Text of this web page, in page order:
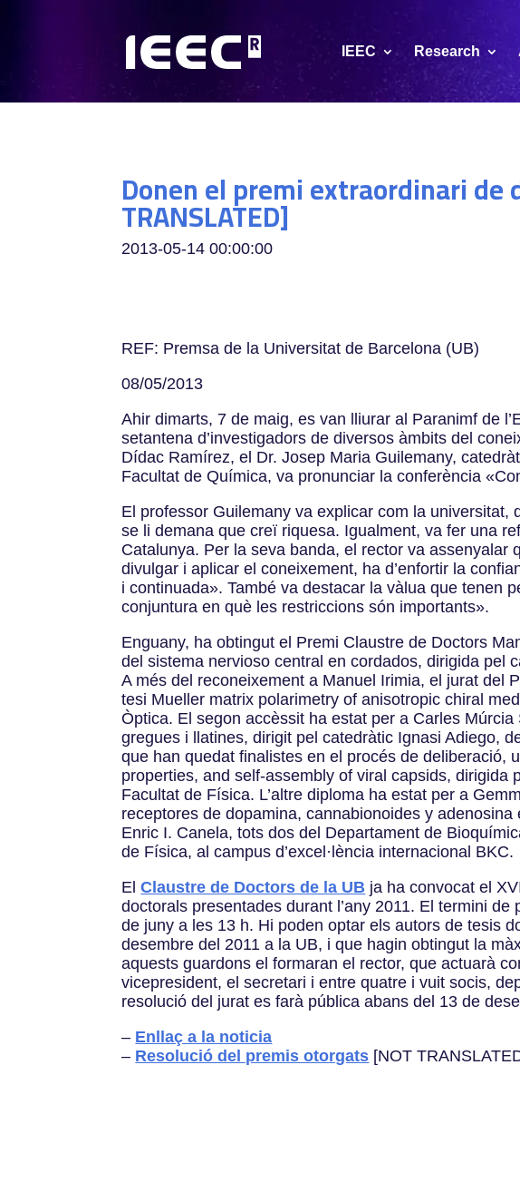
IEEC Research
Donen el premi extraordinari de
TRANSLATED]
2013-05-14 00:00:00
REF: Premsa de la Universitat de Barcelona (UB)
08/05/2013
Ahir dimarts, 7 de maig, es van lliurar al Paranimf de
setantena d’investigadors de diversos àmbits del
Dídac Ramírez, el Dr. Josep Maria Guilemany,
Facultat de Química, va pronunciar la conferència
El professor Guilemany va explicar com la
se li demana que creï riquesa. Igualment, va fer una
Catalunya. Per la seva banda, el rector va assenyalar
divulgar i aplicar el coneixement, ha d’enfortir la
i continuada». També va destacar la vàlua que tenen
conjuntura en què les restriccions són importants».
Enguany, ha obtingut el Premi Claustre de Doctors
del sistema nervioso central en cordados, dirigida pel
A més del reconeixement a Manuel Irimia, el jurat del
tesi Mueller matrix polarimetry of anisotropic chiral
Òptica. El segon accèssit ha estat per a Carles
gregues i llatines, dirigit pel catedràtic Ignasi Adiego,
que han quedat finalistes en el procés de deliberació,
properties, and self-assembly of viral capsids,
Facultat de Física. L’altre diploma ha estat per a
receptores de dopamina, cannabionoides y
Enric I. Canela, tots dos del Departament de
de Física, al campus d’excel·lència internacional BKC.
ElClaustre de Doctors de la UB ja ha convocat el
doctorals presentades durant l’any 2011. El termini
de juny a les 13 h. Hi poden optar els autors de tesis
desembre del 2011 a la UB, i que hagin obtingut la
aquests guardons el formaran el rector, que actuarà
vicepresident, el secretari i entre quatre i vuit socis,
resolució del jurat es farà pública abans del 13 de
– Enllaç a la noticia
– Resolució del premis otorgats [NOT